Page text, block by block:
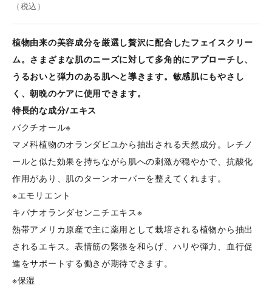
（税込）
植物由来の美容成分を厳選し贅沢に配合したフェイスクリー
ム。さまざまな肌のニーズに対して多角的にアプローチし、
うるおいと弾力のある肌へと導きます。敏感肌にもやさし
く、朝晩のケアに使用できます。
特長的な成分/エキス
バクチオール※
マメ科植物のオランダビユから抽出される天然成分。レチノ
ールと似た効果を持ちながら肌への刺激が穏やかで、抗酸化
作用があり、肌のターンオーバーを整えてくれます。
※エモリエント
キバナオランダセンニチエキス※
熱帯アメリカ原産で主に薬用として栽培される植物から抽出
されるエキス。表情筋の緊張を和らげ、ハリや弾力、血行促
進をサポートする働きが期待できます。
※保湿